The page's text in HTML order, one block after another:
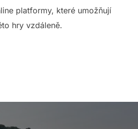
platformy, které umožňují
hry vzdáleně.